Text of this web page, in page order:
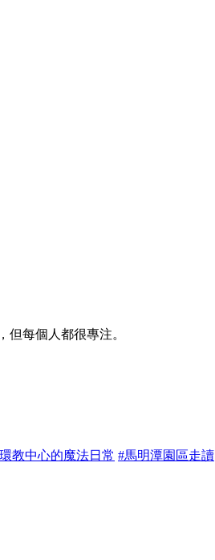
每個人都很專注。
教中心的魔法日常 #馬明潭園區走讀